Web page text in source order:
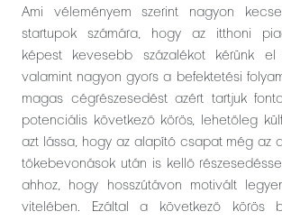
Ami véleményem szerint nagyon
startupok számára, hogy az itthoni
képest kevesebb százalékot kérünk el
valamint nagyon gyors a befektetési
magas cégrészesedést azért tartjuk
potenciális következő körös, lehetőleg
azt lássa, hogy az alapító csapat még az
tőkebevonások után is kellő
ahhoz, hogy hosszútávon motivált
vitelében. Ezáltal a következő körös